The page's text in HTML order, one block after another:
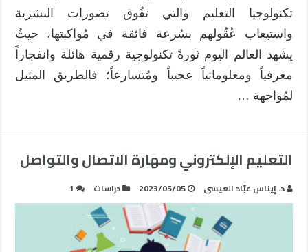
تكنولوجيا التعليم والتي تفُوق تصورات البشرية
واستيعاب عُقُولهم بسُرعة فائقة في مُواكبتها، حيثُ
يشهد العالم اليوم ثورةً تكنولوجية رقمية هائلة وانفجاراً
معرفياً ومعلوماتياً عجيباً ومُتسارعاً؛ فالطريق المثيل
لمُواجهة …
التعليم الإلكتروني ومهارة الاتصال والتواصل
د. إيناس عبّاد العيسى 2023/05/05 دراسات 1